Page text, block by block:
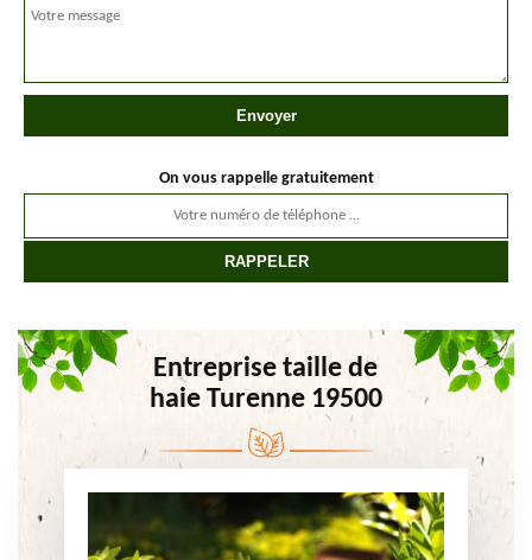
On vous rappelle gratuitement
Entreprise taille de
haie Turenne 19500